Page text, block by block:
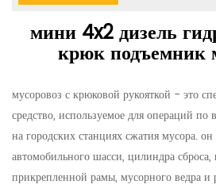
мини 4x2 дизель
крюк подъемник
мусоровоз с крюковой рукояткой - это
средство, используемое для операций
на городских станциях сжатия мусора. он
автомобильного шасси, цилиндра
прикрепленной рамы, мусорного ведра и